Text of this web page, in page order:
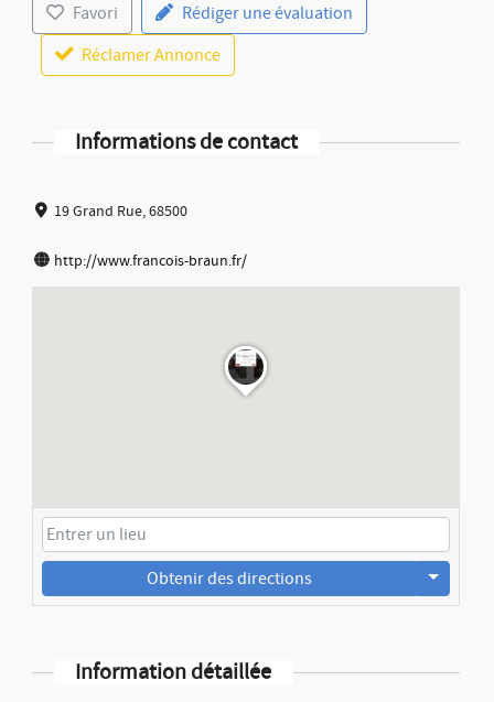
Favori
Rédiger une évaluation
Réclamer Annonce
Informations de contact
19 Grand Rue, 68500
http://www.francois-braun.fr/
Obtenir des directions
Information détaillée